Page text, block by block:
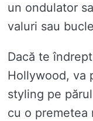
un ondulator
valuri sau
Dacă te
Hollywood, va
styling pe
cu o premetea